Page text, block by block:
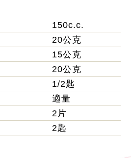
150c.c.
20公克
15公克
20公克
1/2匙
適量
2片
2匙